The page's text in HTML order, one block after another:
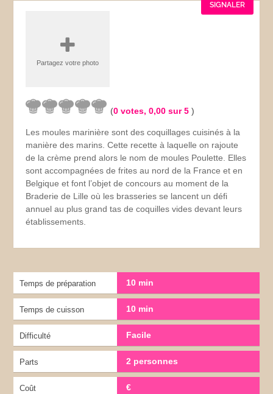
SIGNALER
Partagez votre photo
(0 votes,0,00 sur 5)
Les moules marinière sont des coquillages cuisinés à la
manière des marins. Cette recette à laquelle on rajoute
de la crème prend alors le nom de moules Poulette. Elles
sont accompagnées de frites au nord de la France et en
Belgique et font l’objet de concours au moment de la
Braderie de Lille où les brasseries se lancent un défi
annuel au plus grand tas de coquilles vides devant leurs
établissements.
Temps de préparation 10 min
Temps de cuisson 10 min
Difficulté Facile
Parts 2 personnes
Coût €